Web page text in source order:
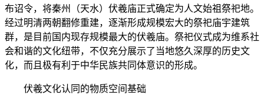
布诏令，将秦州（天水）伏羲庙正式确定为人文始祖祭祀地。
经过明清两朝翻修重建，逐渐形成规模宏大的祭祀庙宇建筑
群，是目前国内现存规模最大的伏羲庙。祭祀仪式成为维系社
会和谐的文化纽带，不仅充分展示了当地悠久深厚的历史文
化，而且极有利于中华民族共同体意识的形成。
伏羲文化认同的物质空间基础